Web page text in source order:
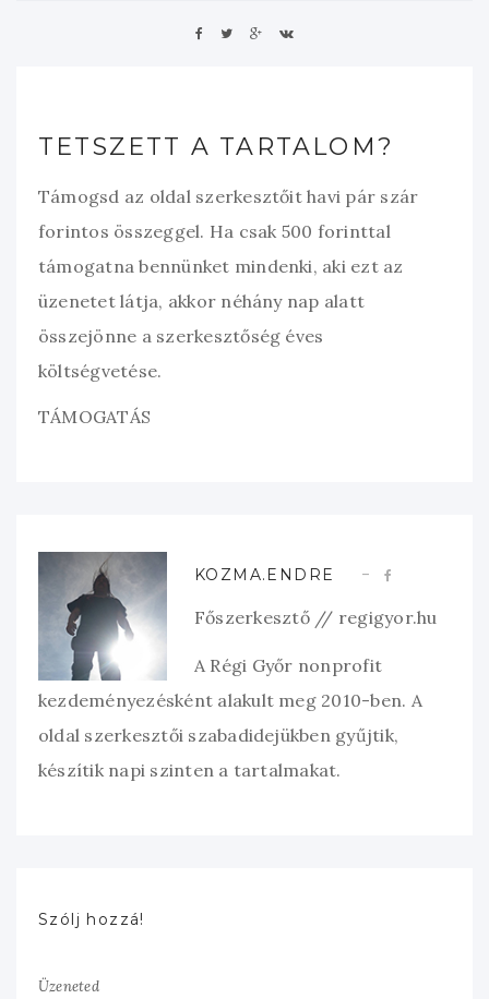
TETSZETT A TARTALOM?
Támogsd az oldal szerkesztőit havi pár szár
forintos összeggel. Ha csak 500 forinttal
támogatna bennünket mindenki, aki ezt az
üzenetet látja, akkor néhány nap alatt
összejönne a szerkesztőség éves
költségvetése.
TÁMOGATÁS
KOZMA.ENDRE
Főszerkesztő // regigyor.hu
A Régi Győr nonprofit
kezdeményezésként alakult meg 2010-ben. A
oldal szerkesztői szabadidejükben gyűjtik,
készítik napi szinten a tartalmakat.
Szólj hozzá!
Üzeneted